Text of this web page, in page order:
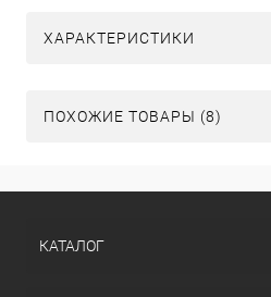
ХАРАКТЕРИСТИКИ
ПОХОЖИЕ ТОВАРЫ (8)
КАТАЛОГ